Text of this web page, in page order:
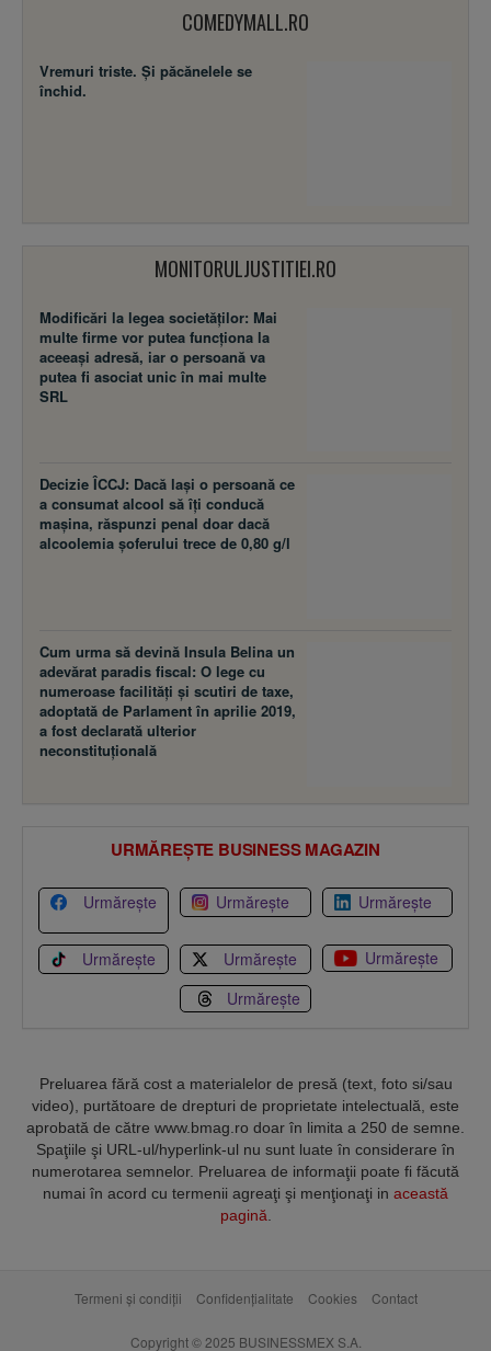
COMEDYMALL.RO
Vremuri triste. Şi păcănelele se
închid.
MONITORULJUSTITIEI.RO
Modificări la legea societăţilor: Mai
multe firme vor putea funcţiona la
aceeaşi adresă, iar o persoană va
putea fi asociat unic în mai multe
SRL
Decizie ÎCCJ: Dacă laşi o persoană ce
a consumat alcool să îţi conducă
maşina, răspunzi penal doar dacă
alcoolemia şoferului trece de 0,80 g/l
Cum urma să devină Insula Belina un
adevărat paradis fiscal: O lege cu
numeroase facilităţi şi scutiri de taxe,
adoptată de Parlament în aprilie 2019,
a fost declarată ulterior
neconstituţională
URMĂREȘTE BUSINESS MAGAZIN
Urmărește Urmărește Urmărește
Urmărește Urmărește
Urmărește
Urmărește
Preluarea fără cost a materialelor de presă (text, foto si/sau
video), purtătoare de drepturi de proprietate intelectuală, este
aprobată de către www.bmag.ro doar în limita a 250 de semne.
Spaţiile şi URL-ul/hyperlink-ul nu sunt luate în considerare în
numerotarea semnelor. Preluarea de informaţii poate fi făcută
numai în acord cu termenii agreaţi şi menţionaţi in această
pagină
Termeni și condiții Confidențialitate Cookies Contact
Copyright © 2025 BUSINESSMEX S.A.